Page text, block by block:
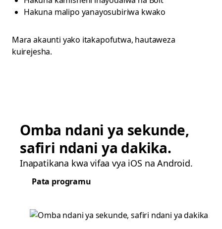
Hakuna malipo yanayosubiriwa kwako
Mara akaunti yako itakapofutwa, hautaweza
kuirejesha.
Omba ndani ya sekunde,
safiri ndani ya dakika.
Inapatikana kwa vifaa vya iOS na Android.
Pata programu